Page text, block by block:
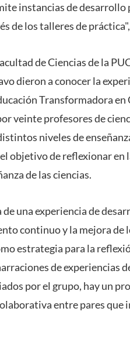
instancias de
de los talleres de
de Ciencias de la
dieron a conocer la
Transformadora
veinte profesores de
niveles de
objetivo de reflexionar en
de las ciencias.
una experiencia de
continuo y la mejora de
estrategia para la
de experiencias
por el grupo, hay un
entre pares que